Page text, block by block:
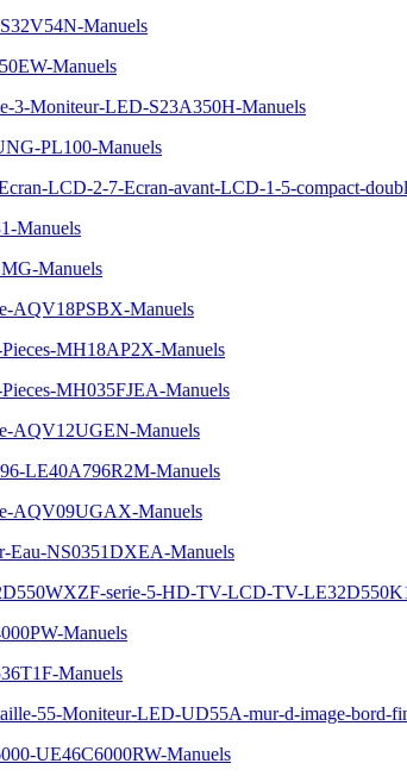
Manuels
Manuels
3-Moniteur-LED-S23A350H-Manuels
PL100-Manuels
LCD-2-7-Ecran-avant-LCD-1-5-compact-
Manuels
Manuels
AQV18PSBX-Manuels
Pieces-MH18AP2X-Manuels
MH035FJEA-Manuels
AQV12UGEN-Manuels
LE40A796R2M-Manuels
AQV09UGAX-Manuels
Eau-NS0351DXEA-Manuels
serie-5-HD-TV-LCD-TV-
Manuels
Manuels
55-Moniteur-LED-UD55A-mur-d-image-bord-
UE46C6000RW-Manuels